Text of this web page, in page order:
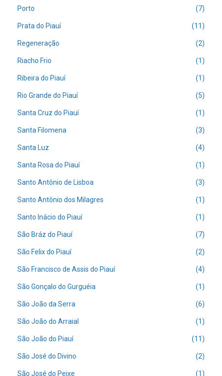
Porto (7)
Prata do Piauí (11)
Regeneração (2)
Riacho Frio (1)
Ribeira do Piauí (1)
Rio Grande do Piauí (5)
Santa Cruz do Piauí (1)
Santa Filomena (3)
Santa Luz (4)
Santa Rosa do Piauí (1)
Santo Antônio de Lisboa (3)
Santo Antônio dos Milagres (1)
Santo Inácio do Piauí (1)
São Bráz do Piauí (7)
São Felix do Piauí (2)
São Francisco de Assis do Piauí (4)
São Gonçalo do Gurguéia (1)
São João da Serra (6)
São João do Arraial (1)
São João do Piauí (11)
São José do Divino (2)
São José do Peixe (1)